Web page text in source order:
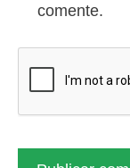
comente.